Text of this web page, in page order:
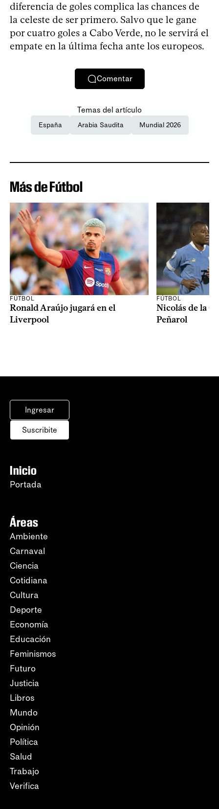
diferencia de goles complica las chances de
la celeste de ser primero. Salvo que le gane
por cuatro goles a Cabo Verde, no le servirá el
empate en la última fecha ante los europeos.
Comentar
Temas del artículo
España Arabia Saudita Mundial 2026
Más de Fútbol
FÚTBOL
Ronald Araújo jugará en el
Liverpool
FÚTBOL
Nicolás de la
Peñarol
Ingresar
Suscribite
Inicio
Portada
Áreas
Ambiente
Carnaval
Ciencia
Cotidiana
Cultura
Deporte
Economía
Educación
Feminismos
Futuro
Justicia
Libros
Mundo
Opinión
Política
Salud
Trabajo
Verifica